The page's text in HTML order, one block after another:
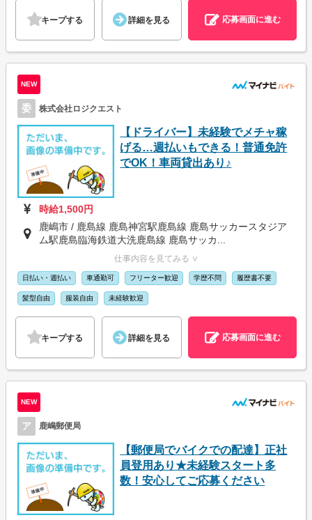
キープする 詳細を見る 応募画面に進む
NEW
委 株式会社ロジクエスト
【ドライバー】未経験でメチャ稼
げる…週払いもできる！普通免許
でOK！車両貸出あり♪
時給1,500円
鹿嶋市 / 鹿島線 鹿島神宮駅鹿島線 鹿島サッカースタジア
ム駅鹿島臨海鉄道大洗鹿島線 鹿島サッカ...
仕事内容を見てみる ∨
日払い・週払い 車通勤可 フリーター歓迎 学歴不問 履歴書不要
髪型自由 服装自由 未経験歓迎
キープする 詳細を見る 応募画面に進む
NEW
ア 鹿嶋郵便局
【郵便局でバイクでの配達】正社
員登用あり★未経験スタート多
数！安心してご応募ください